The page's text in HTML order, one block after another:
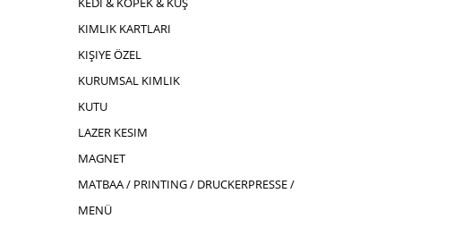
KIMLIK KARTLARI
KIŞIYE ÖZEL
KURUMSAL KIMLIK
KUTU
LAZER KESIM
MAGNET
MATBAA / PRINTING / DRUCKERPRESSE /
MENÜ